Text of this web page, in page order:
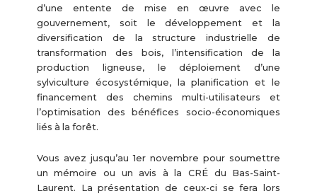
d’une entente de mise en œuvre avec le
gouvernement, soit le développement et la
diversification de la structure industrielle de
transformation des bois, l’intensification de la
production ligneuse, le déploiement d’une
sylviculture écosystémique, la planification et le
financement des chemins multi-utilisateurs et
l’optimisation des bénéfices socio-économiques
liés à la forêt.
Vous avez jusqu’au 1er novembre pour soumettre
un mémoire ou un avis à la CRÉ du Bas-Saint-
Laurent. La présentation de ceux-ci se fera lors